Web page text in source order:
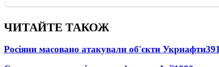
ЧИТАЙТЕ ТАКОЖ
Росіяни масовано атакували об'єкти Укрнафти